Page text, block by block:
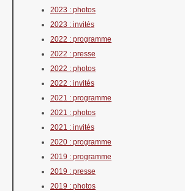
2023 : photos
2023 : invités
2022 : programme
2022 : presse
2022 : photos
2022 : invités
2021 : programme
2021 : photos
2021 : invités
2020 : programme
2019 : programme
2019 : presse
2019 : photos